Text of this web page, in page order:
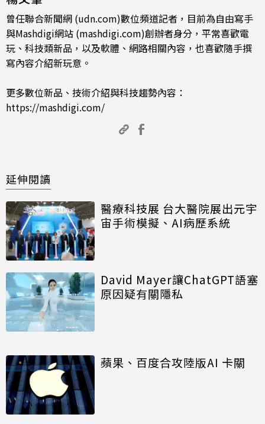
曾任聯合新聞網 (udn.com)數位頻道記者，目前為自由寫手
與Mashdigi網站 (mashdigi.com)創辦者身分，平常喜歡電
玩、科技類新品，以及軟體、網路相關內容，也喜歡隨手撰
寫內容介紹新玩意。
更多數位新品、技術介紹與科技趨勢內容：
https://mashdigi.com/
延伸閱讀
醫療科技展 台大醫院展出元宇
宙手術模擬、AI病歷系統
David Mayer讓ChatGPT語塞
原因疑有關隱私
蘋果、百度合攻陸版AI 卡關